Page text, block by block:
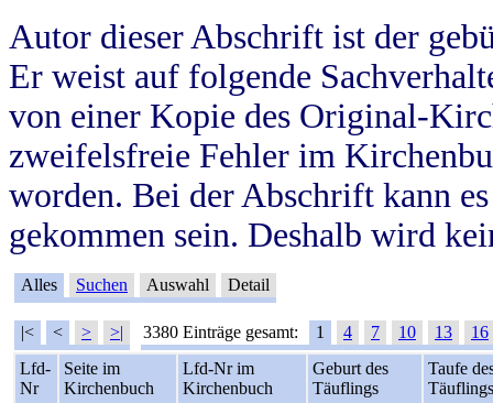
Autor dieser Abschrift ist der
Er weist auf folgende
von einer Kopie des Original-
zweifelsfreie Fehler im
worden. Bei der Abschrift kann
gekommen sein. Deshalb wird
Alles Suchen Auswahl Detail
|< < > >| 3380 Einträge gesamt: 1 4 7 10 13
16
Lfd-
Nr
Seite im
Kirchenbuch
Lfd-Nr im
Kirchenbuch
Geburt des
Täuflings
Taufe
Täuflings